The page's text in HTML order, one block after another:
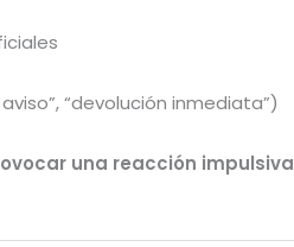
“devolución inmediata”)
una reacción impulsiva